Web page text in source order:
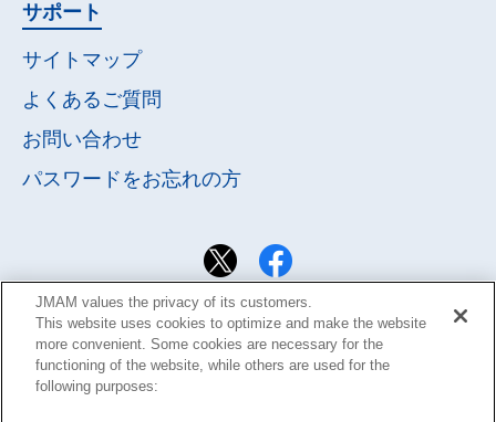
サポート
サイトマップ
よくあるご質問
お問い合わせ
パスワードをお忘れの方
JMAM values the privacy of its customers.
This website uses cookies to optimize and make the website
more convenient. Some cookies are necessary for the
functioning of the website, while others are used for the
following purposes: